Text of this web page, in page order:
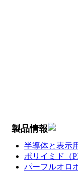
製品情報
半導体と表示
ポリイミド（PI
パーフルオロ